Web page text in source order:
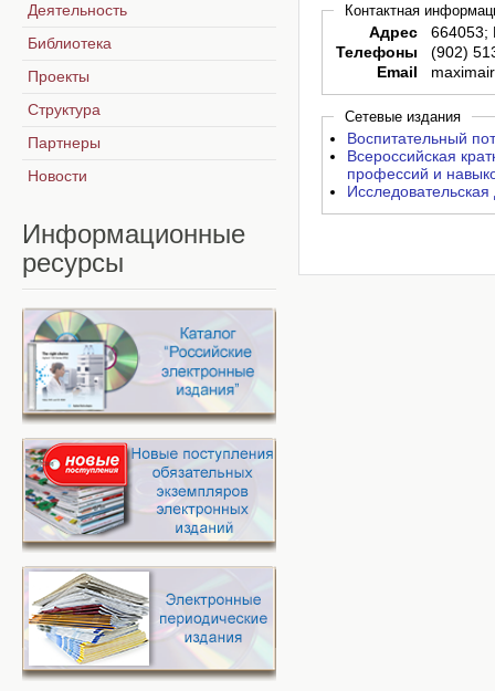
Контактная
Адрес
664053;
Телефоны
(902)
Email
Сетевые издания
Воспитательный
Всероссийская
профессий и
Деятельность
Библиотека
Проекты
Структура
Партнеры
Новости
Информационные
ресурсы